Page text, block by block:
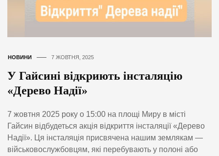
НОВИНИ 7 ЖОВТНЯ, 2025
У Гайсині відкриють інсталяцію
«Дерево Надії»
7 жовтня 2025 року о 15:00 на площі Миру в місті
Гайсин відбудеться акція відкриття інсталяції «Дерево
Надії». Ця інсталяція присвячена нашим землякам —
військовослужбовцям, які перебувають у полоні або